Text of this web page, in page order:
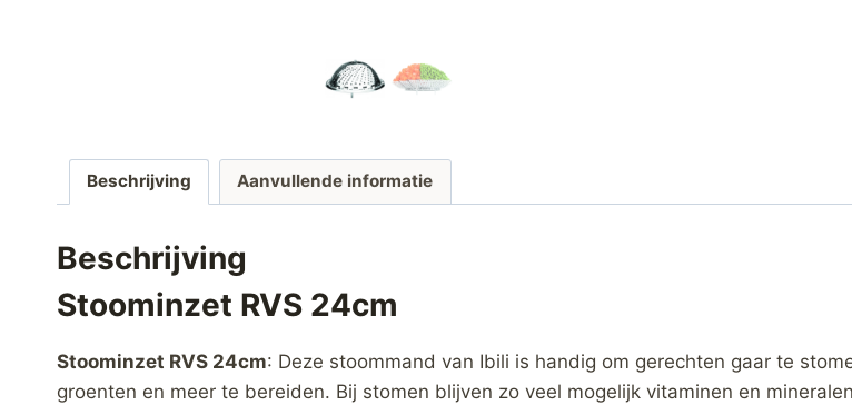
Beschrijving Aanvullende informatie
Beschrijving
Stoominzet RVS 24cm
Stoominzet RVS 24cm: Deze stoommand van Ibili is handig om gerechten gaar te
groenten en meer te bereiden. Bij stomen blijven zo veel mogelijk vitaminen en